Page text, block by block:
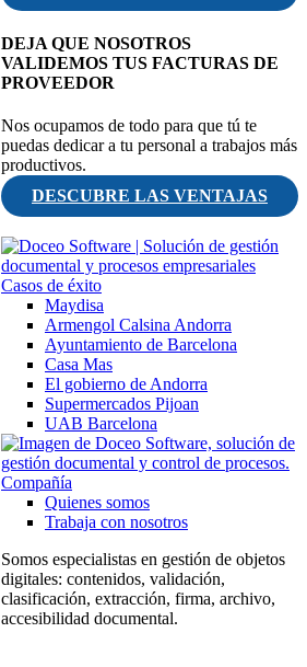
DEJA QUE NOSOTROS
VALIDEMOS TUS FACTURAS DE
PROVEEDOR
Nos ocupamos de todo para que tú te
puedas dedicar a tu personal a trabajos más
productivos.
DESCUBRE LAS VENTAJAS
Casos de éxito
Maydisa
Armengol Calsina Andorra
Ayuntamiento de Barcelona
Casa Mas
El gobierno de Andorra
Supermercados Pijoan
UAB Barcelona
Compañía
Quienes somos
Trabaja con nosotros
Somos especialistas en gestión de objetos
digitales: contenidos, validación,
clasificación, extracción, firma, archivo,
accesibilidad documental.